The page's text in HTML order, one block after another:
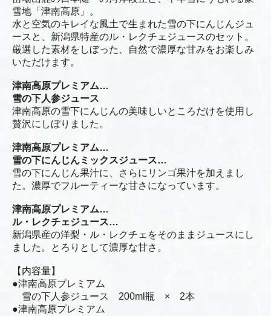
雪地「津南高原」。
水と空気のキレイな風土で生まれた雪の下にんじんジュ
ースと、新潟県特産のル・レクチェジュースのセット。
厳選した素材をしぼった、自然で濃厚な甘みをお楽しみ
いただけます。
津南高原プレミアム…
雪の下人参ジュース
津南高原の雪下にんじんの美味しいところだけを使用し
贅沢にしぼりました。
津南高原プレミアム…
雪の下にんじんミックスジュース…
雪の下にんじん果汁に、さらにリンゴ果汁を加えまし
た。濃厚でフルーティーな甘さになっています。
津南高原プレミアム…
ル・レクチェジュース…
新潟県産の洋梨・ル・レクチェをそのままジュースにし
ました。とろりとして濃厚な甘さ。
【内容量】
●津南高原プレミアム
雪の下人参ジュース 200ml瓶 × 2本
●津南高原プレミアム